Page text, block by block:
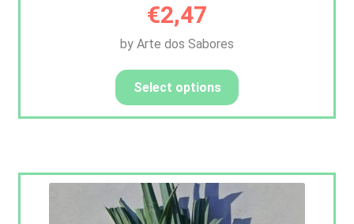
€2,47
by Arte dos Sabores
Select options